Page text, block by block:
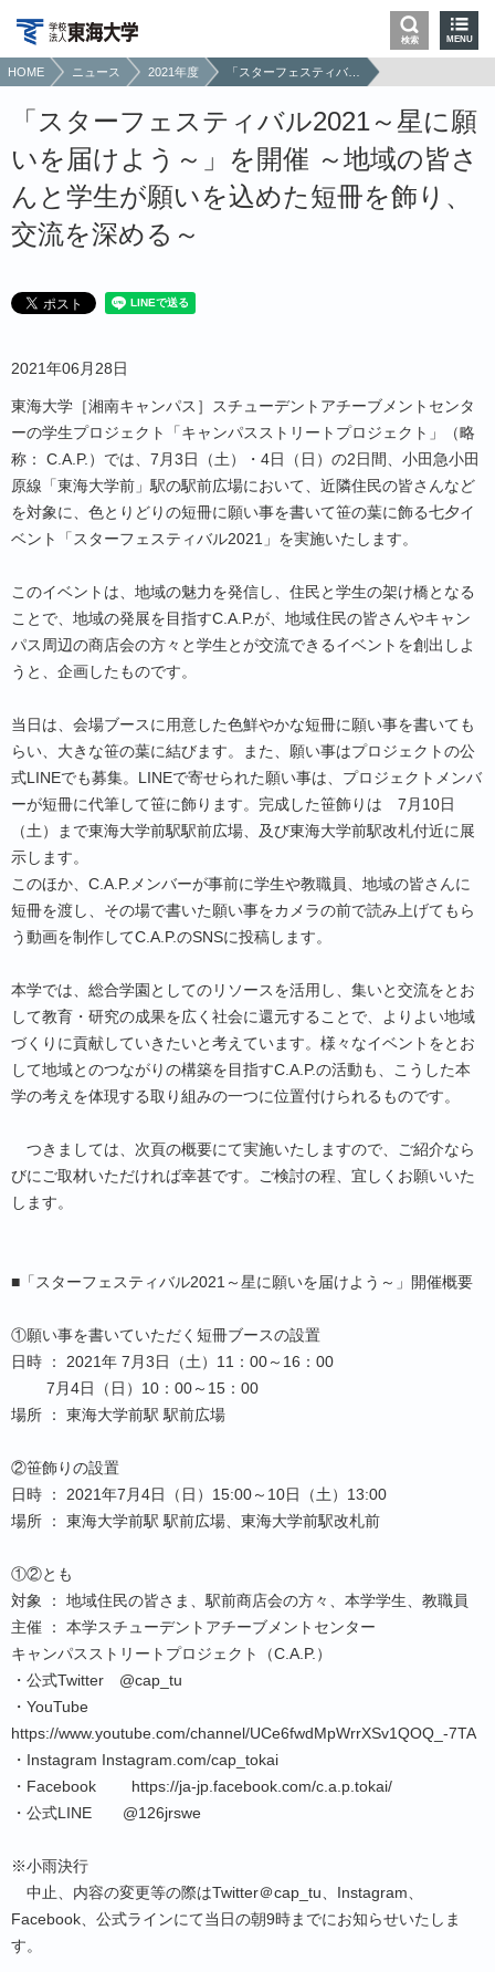
検索 MENU
HOME ニュース 2021年度
「スターフェスティバル2021～星に願
いを届けよう～」を開催 ～地域の皆さ
んと学生が願いを込めた短冊を飾り、
交流を深める～
2021年06月28日
東海大学［湘南キャンパス］スチューデントアチーブメントセンタ
ーの学生プロジェクト「キャンパスストリートプロジェクト」（略
称： C.A.P.）では、7月3日（土）・4日（日）の2日間、小田急小田
原線「東海大学前」駅の駅前広場において、近隣住民の皆さんなど
を対象に、色とりどりの短冊に願い事を書いて笹の葉に飾る七夕イ
ベント「スターフェスティバル2021」を実施いたします。
このイベントは、地域の魅力を発信し、住民と学生の架け橋となる
ことで、地域の発展を目指すC.A.P.が、地域住民の皆さんやキャン
パス周辺の商店会の方々と学生とが交流できるイベントを創出しよ
うと、企画したものです。
当日は、会場ブースに用意した色鮮やかな短冊に願い事を書いても
らい、大きな笹の葉に結びます。また、願い事はプロジェクトの公
式LINEでも募集。LINEで寄せられた願い事は、プロジェクトメンバ
ーが短冊に代筆して笹に飾ります。完成した笹飾りは 7月10日
（土）まで東海大学前駅駅前広場、及び東海大学前駅改札付近に展
示します。
このほか、C.A.P.メンバーが事前に学生や教職員、地域の皆さんに
短冊を渡し、その場で書いた願い事をカメラの前で読み上げてもら
う動画を制作してC.A.P.のSNSに投稿します。
本学では、総合学園としてのリソースを活用し、集いと交流をとお
して教育・研究の成果を広く社会に還元することで、よりよい地域
づくりに貢献していきたいと考えています。様々なイベントをとお
して地域とのつながりの構築を目指すC.A.P.の活動も、こうした本
学の考えを体現する取り組みの一つに位置付けられるものです。
つきましては、次頁の概要にて実施いたしますので、ご紹介なら
びにご取材いただければ幸甚です。ご検討の程、宜しくお願いいた
します。
■「スターフェスティバル2021～星に願いを届けよう～」開催概要
①願い事を書いていただく短冊ブースの設置
日時 ： 2021年 7月3日（土）11：00～16：00
7月4日（日）10：00～15：00
場所 ： 東海大学前駅 駅前広場
②笹飾りの設置
日時 ： 2021年7月4日（日）15:00～10日（土）13:00
場所 ： 東海大学前駅 駅前広場、東海大学前駅改札前
①②とも
対象 ： 地域住民の皆さま、駅前商店会の方々、本学学生、教職員
主催 ： 本学スチューデントアチーブメントセンター
キャンパスストリートプロジェクト（C.A.P.）
・公式Twitter @cap_tu
・YouTube
https://www.youtube.com/channel/UCe6fwdMpWrrXSv1QOQ_-7TA
・Instagram Instagram.com/cap_tokai
・Facebook https://ja-jp.facebook.com/c.a.p.tokai/
・公式LINE @126jrswe
※小雨決行
中止、内容の変更等の際はTwitter＠cap_tu、Instagram、
Facebook、公式ラインにて当日の朝9時までにお知らせいたしま
す。